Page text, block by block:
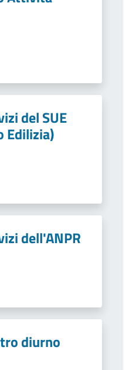
del SUE
Edilizia)
dell'ANPR
diurno